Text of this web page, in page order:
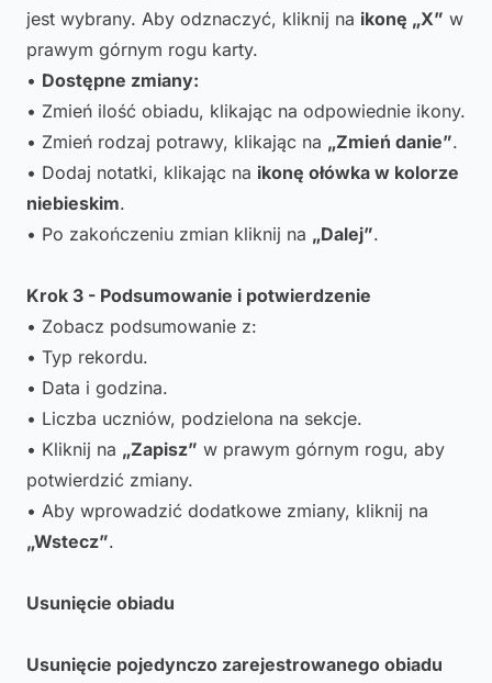
jest wybrany. Aby odznaczyć, kliknij na ikonę „X” w
prawym górnym rogu karty.
• Dostępne zmiany:
• Zmień ilość obiadu, klikając na odpowiednie ikony.
• Zmień rodzaj potrawy, klikając na „Zmień danie”.
• Dodaj notatki, klikając na ikonę ołówka w kolorze
niebieskim.
• Po zakończeniu zmian kliknij na „Dalej”.
Krok 3 - Podsumowanie i potwierdzenie
• Zobacz podsumowanie z:
• Typ rekordu.
• Data i godzina.
• Liczba uczniów, podzielona na sekcje.
• Kliknij na „Zapisz” w prawym górnym rogu, aby
potwierdzić zmiany.
• Aby wprowadzić dodatkowe zmiany, kliknij na
„Wstecz”.
Usunięcie obiadu
Usunięcie pojedynczo zarejestrowanego obiadu